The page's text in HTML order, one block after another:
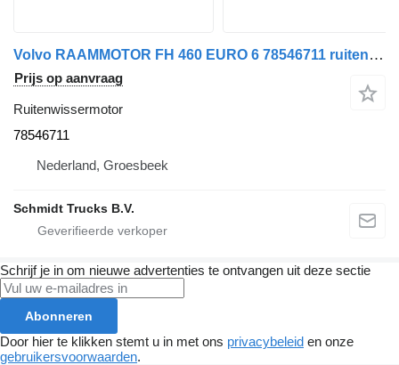
Volvo RAAMMOTOR FH 460 EURO 6 78546711 ruitenwissermotor voor trekker
Prijs op aanvraag
Ruitenwissermotor
78546711
Nederland, Groesbeek
Schmidt Trucks B.V.
Schrijf je in om nieuwe advertenties te ontvangen uit deze sectie
Abonneren
Door hier te klikken stemt u in met ons privacybeleid en onze
gebruikersvoorwaarden.